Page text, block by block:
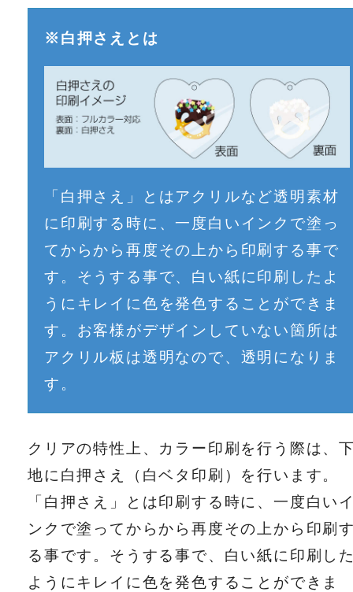
※白押さえとは
「白押さえ」とはアクリルなど透明素材
に印刷する時に、一度白いインクで塗っ
てからから再度その上から印刷する事で
す。そうする事で、白い紙に印刷したよ
うにキレイに色を発色することができま
す。お客様がデザインしていない箇所は
アクリル板は透明なので、透明になりま
す。
クリアの特性上、カラー印刷を行う際は、
地に白押さえ（白ベタ印刷）を行います。
「白押さえ」とは印刷する時に、一度白い
ンクで塗ってからから再度その上から印刷
る事です。そうする事で、白い紙に印刷し
ようにキレイに色を発色することができま